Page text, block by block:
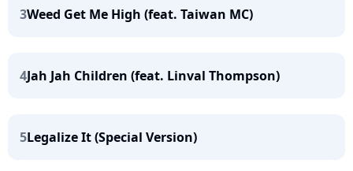
3Weed Get Me High (feat. Taiwan MC)
4Jah Jah Children (feat. Linval Thompson)
5Legalize It (Special Version)